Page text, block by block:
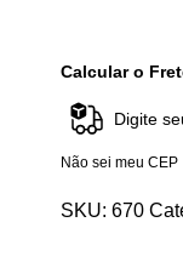
Calcular o
Não sei meu CEP
SKU: 670